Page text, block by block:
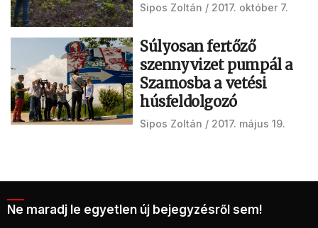
Sipos Zoltán 2017. október 7.
Súlyosan fertőző
szennyvizet pumpál a
Szamosba a vetési
húsfeldolgozó
Sipos Zoltán 2017. május 19.
Ne maradj le egyetlen új bejegyzésről sem!